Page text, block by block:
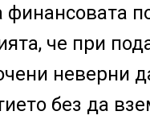
финансовата
че при
неверни
без да